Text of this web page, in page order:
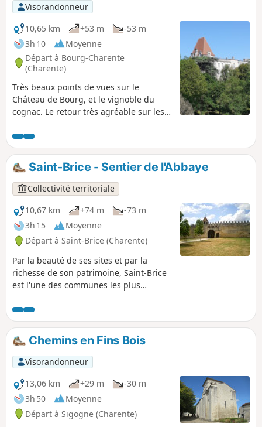
Visorandonneur
10,65 km
+53 m
-53 m
3h 10
Moyenne
Départ à Bourg-Charente
(Charente)
Très beaux points de vues sur le
Château de Bourg, et le vignoble du
cognac. Le retour très agréable sur les
Saint-Brice - Sentier de l'Abbaye
Collectivité territoriale
10,67 km
+74 m
-73 m
3h 15
Moyenne
Départ à Saint-Brice (Charente)
Par la beauté de ses sites et par la
richesse de son patrimoine, Saint-Brice
est l'une des communes les plus
que lui procurent les vallées de la
Charente et de la Soloire, l'homme a
depuis longtemps élevé des édifices
symboliques : dolmens, églises,
abbayes, châteaux et logis, toutes ces
constructions étant d'une facture
particulièrement soignée.
Chemins en Fins Bois
Visorandonneur
13,06 km
+29 m
-30 m
3h 50
Moyenne
Départ à Sigogne (Charente)